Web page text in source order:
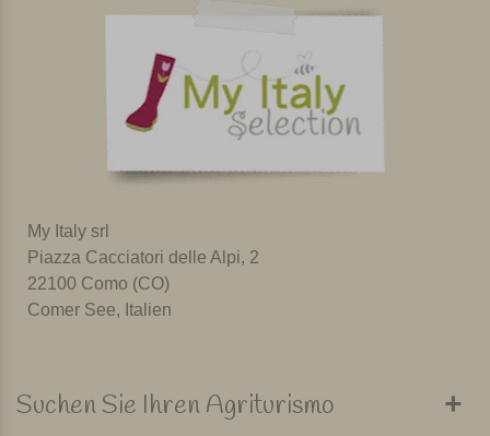
My Italy srl
Piazza Cacciatori delle Alpi, 2
22100 Como (CO)
Comer See, Italien
Suchen Sie Ihren Agriturismo